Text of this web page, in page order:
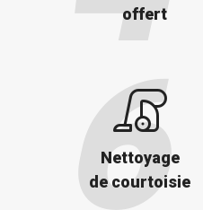
offert
Nettoyage
de courtoisie